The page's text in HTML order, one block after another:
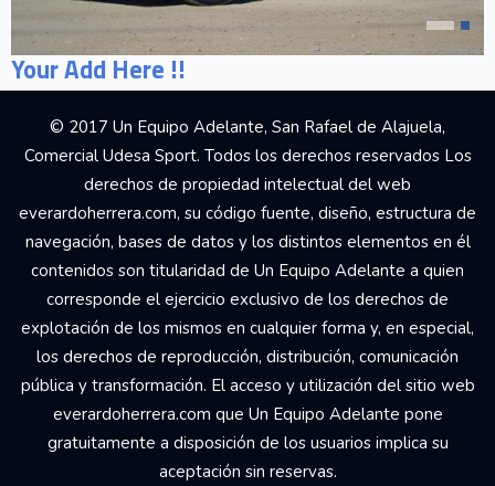
Your Add Here !!
© 2017 Un Equipo Adelante, San Rafael de Alajuela,
Comercial Udesa Sport. Todos los derechos reservados Los
derechos de propiedad intelectual del web
everardoherrera.com, su código fuente, diseño, estructura de
navegación, bases de datos y los distintos elementos en él
contenidos son titularidad de Un Equipo Adelante a quien
corresponde el ejercicio exclusivo de los derechos de
explotación de los mismos en cualquier forma y, en especial,
los derechos de reproducción, distribución, comunicación
pública y transformación. El acceso y utilización del sitio web
everardoherrera.com que Un Equipo Adelante pone
gratuitamente a disposición de los usuarios implica su
aceptación sin reservas.